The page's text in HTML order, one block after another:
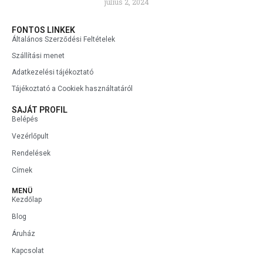
FONTOS LINKEK
Általános Szerződési Feltételek
Szállítási menet
Adatkezelési tájékoztató
Tájékoztató a Cookiek használtatáról
SAJÁT PROFIL
Belépés
Vezérlőpult
Rendelések
Címek
MENÜ
Kezdőlap
Blog
Áruház
Kapcsolat